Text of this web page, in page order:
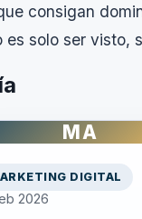
consigan
es solo ser visto,
MA
DIGITAL
2026